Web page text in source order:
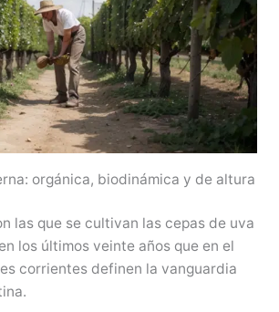
orgánica, biodinámica y de altura
las que se cultivan las cepas de uva
los últimos veinte años que en el
corrientes definen la vanguardia